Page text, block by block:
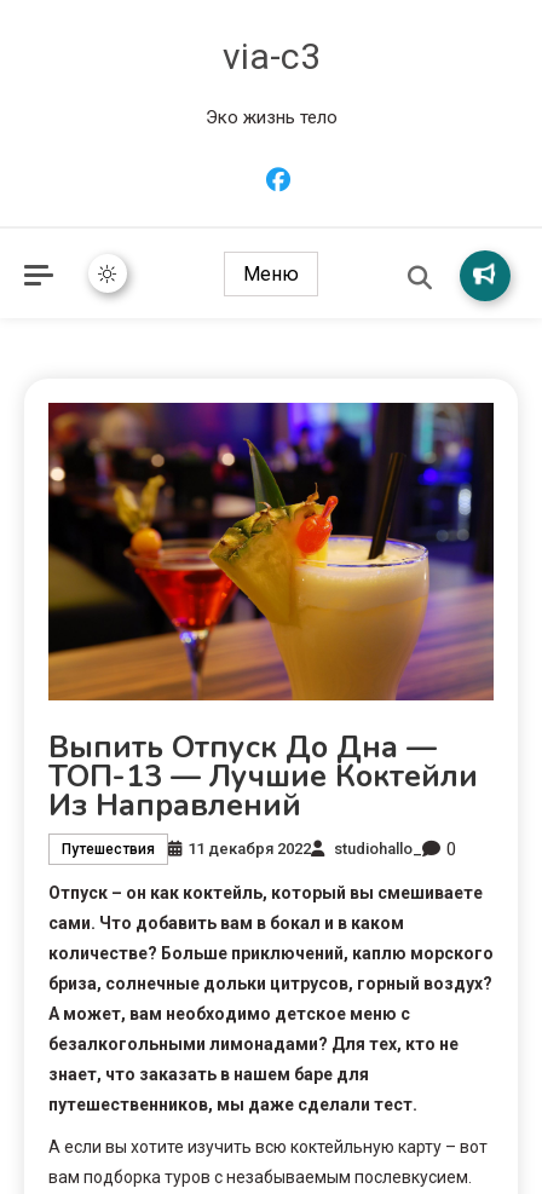
via-c3
Эко жизнь тело
Меню
Выпить Отпуск До Дна —
ТОП-13 — Лучшие Коктейли
Из Направлений
Путешествия 11 декабря 2022 studiohallo_ 0
Отпуск – он как коктейль, который вы смешиваете
сами. Что добавить вам в бокал и в каком
количестве? Больше приключений, каплю морского
бриза, солнечные дольки цитрусов, горный воздух?
А может, вам необходимо детское меню с
безалкогольными лимонадами? Для тех, кто не
знает, что заказать в нашем баре для
путешественников, мы даже сделали тест.
А если вы хотите изучить всю коктейльную карту – вот
вам подборка туров с незабываемым послевкусием.